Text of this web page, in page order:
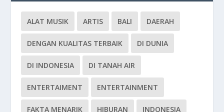
ALAT MUSIK ARTIS BALI DAERAH
DENGAN KUALITAS TERBAIK DI DUNIA
DI INDONESIA DI TANAH AIR
ENTERTAIMENT ENTERTAINMENT
FAKTA MENARIK HIBURAN INDONESIA